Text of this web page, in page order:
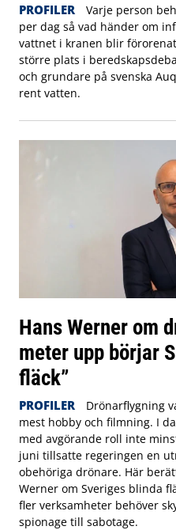
PROFILER
Varje person
per dag så vad händer om
vattnet i kranen blir
större plats i
och grundare på svenska
rent vatten.
Hans Werner om
meter upp börjar
fläck”
PROFILER
Drönarflygning
mest hobby och filmning. I
med avgörande roll inte
juni tillsatte regeringen en
obehöriga drönare. Här
Werner om Sveriges blinda
fler verksamheter behöver
spionage till sabotage.